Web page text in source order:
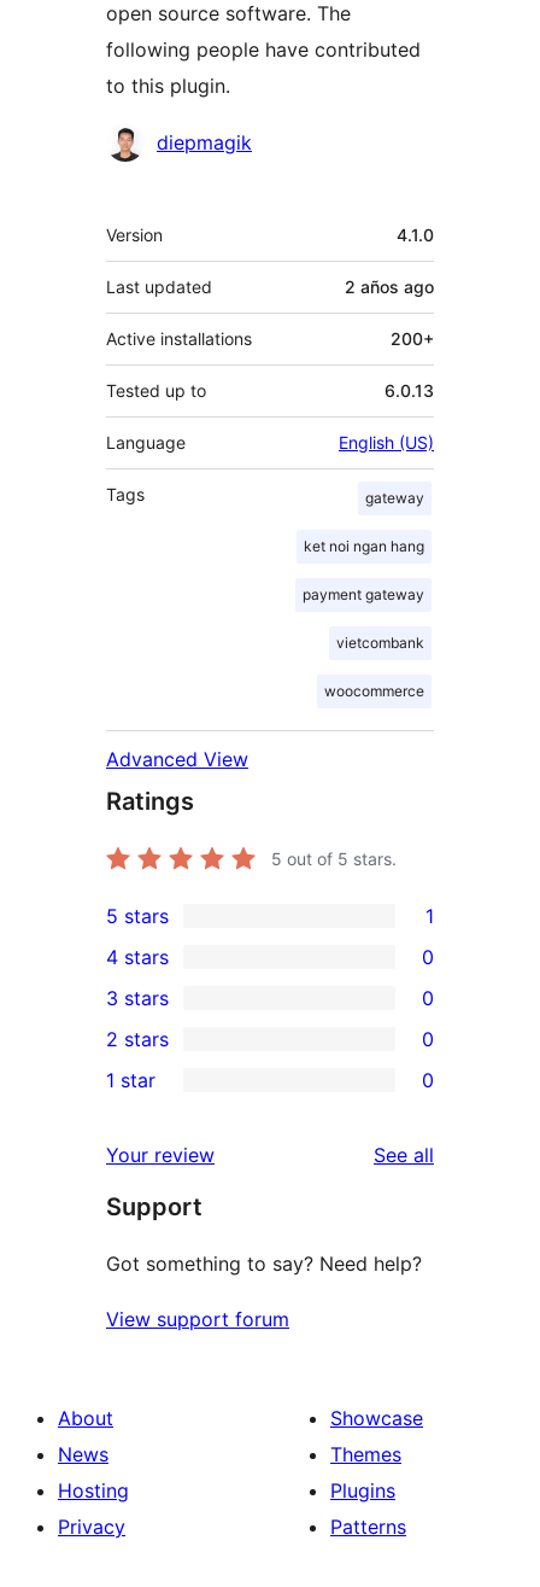
open source software. The
following people have contributed
to this plugin.
Contributors
diepmagik
Meta
Version 4.1.0
Last updated 2 años ago
Active installations 200+
Tested up to 6.0.13
Language English (US)
Tags gateway
ket noi ngan hang
payment gateway
vietcombank
woocommerce
Advanced View
Ratings
5 out of 5 stars.
1
5-
star
review
5 stars 1
4-
star
reviews
4 stars 0
0
3-
star
3 stars 0
2-
reviews
2 stars 0
star
reviews
1 star 0
Your review See all
Support
Got something to say? Need help?
View support forum
About
News
Hosting
Privacy
Showcase
Themes
Plugins
Patterns